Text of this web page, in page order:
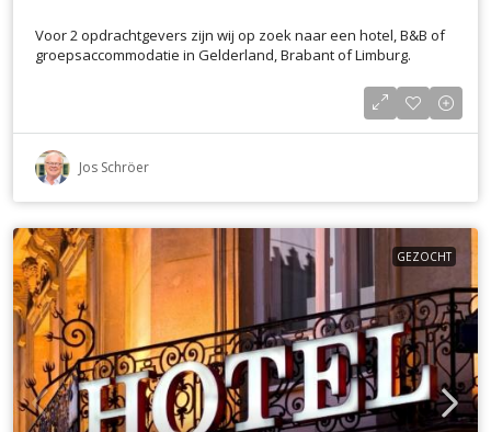
Voor 2 opdrachtgevers zijn wij op zoek naar een hotel, B&B of
groepsaccommodatie in Gelderland, Brabant of Limburg.
Jos Schröer
GEZOCHT